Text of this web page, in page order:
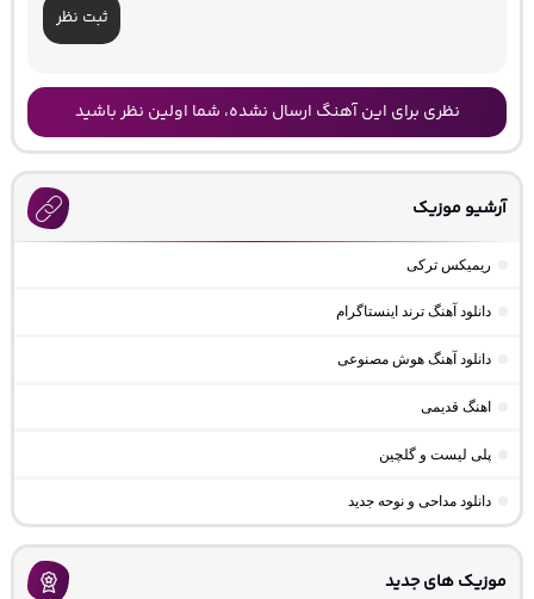
ثبت نظر
نظری برای این آهنگ ارسال نشده، شما اولین نظر باشید
آرشیو موزیک
ریمیکس ترکی
دانلود آهنگ ترند اینستاگرام
دانلود آهنگ هوش مصنوعی
اهنگ قدیمی
پلی لیست و گلچین
دانلود مداحی و نوحه جدید
موزیک های جدید